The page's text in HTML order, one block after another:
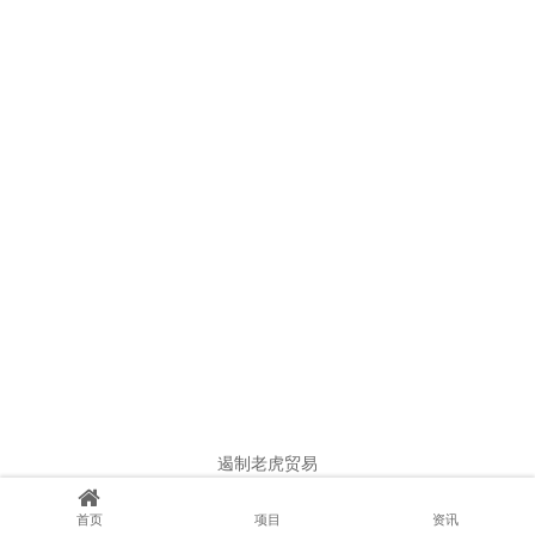
遏制老虎贸易
WWF Tiger Report
首页 项目 资讯